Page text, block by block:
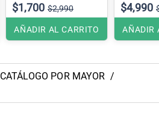
$1,700 $2,990
AÑADIR AL CARRITO
$4,990
AÑADIR
CATÁLOGO POR MAYOR /